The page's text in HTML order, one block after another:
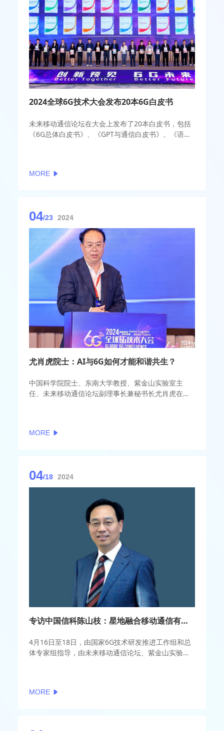
2024全球6G技术大会发布20本6G白皮书
未来移动通信论坛在大会上发布了20本白皮书，包括
《6G总体白皮书》、《GPT与通信白皮书》、《语义
MORE
04/23 2024
尤肖虎院士：AI与6G如何才能和谐共生？
中国科学院院士、东南大学教授、紫金山实验室主
任、未来移动通信论坛副理事长兼秘书长尤肖虎在期
MORE
04/18 2024
专访中国信科陈山枝：星地融合移动通信有望在5G-A阶段实现规模商用部署
4月16日至18日，由国家6G技术研发推进工作组和总
体专家组指导，由未来移动通信论坛、紫金山实验室
会议期间，中国信科集团副总经理、总工程师、科技
MORE